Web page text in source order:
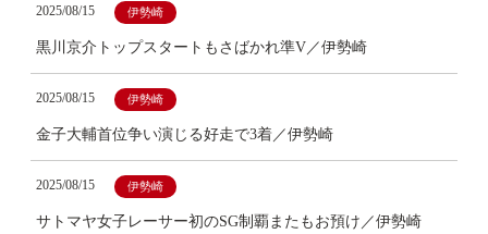
2025/08/15 伊勢崎
黒川京介トップスタートもさばかれ準V／伊勢崎
2025/08/15 伊勢崎
金子大輔首位争い演じる好走で3着／伊勢崎
2025/08/15 伊勢崎
サトマヤ女子レーサー初のSG制覇またもお預け／伊勢崎